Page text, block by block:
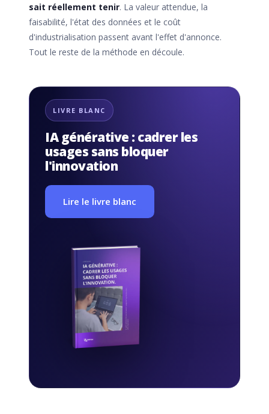
sait réellement tenir. La valeur attendue, la
faisabilité, l'état des données et le coût
d'industrialisation passent avant l'effet d'annonce.
Tout le reste de la méthode en découle.
LIVRE BLANC
IA générative : cadrer les
usages sans bloquer
l'innovation
Lire le livre blanc